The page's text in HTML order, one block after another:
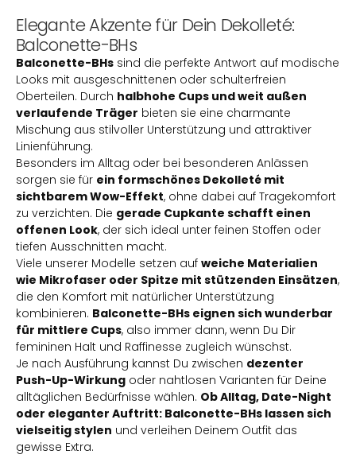
Elegante Akzente für Dein Dekolleté:
Balconette-BHs
Balconette-BHs sind die perfekte Antwort auf modische
Looks mit ausgeschnittenen oder schulterfreien
Oberteilen. Durch halbhohe Cups und weit außen
verlaufende Träger bieten sie eine charmante
Mischung aus stilvoller Unterstützung und attraktiver
Linienführung.
Besonders im Alltag oder bei besonderen Anlässen
sorgen sie für ein formschönes Dekolleté mit
sichtbarem Wow-Effekt, ohne dabei auf Tragekomfort
zu verzichten. Die gerade Cupkante schafft einen
offenen Look, der sich ideal unter feinen Stoffen oder
tiefen Ausschnitten macht.
Viele unserer Modelle setzen auf weiche Materialien
wie Mikrofaser oder Spitze mit stützenden Einsätzen,
die den Komfort mit natürlicher Unterstützung
kombinieren. Balconette-BHs eignen sich wunderbar
für mittlere Cups, also immer dann, wenn Du Dir
femininen Halt und Raffinesse zugleich wünschst.
Je nach Ausführung kannst Du zwischen dezenter
Push-Up-Wirkung oder nahtlosen Varianten für Deine
alltäglichen Bedürfnisse wählen. Ob Alltag, Date-Night
oder eleganter Auftritt: Balconette-BHs lassen sich
vielseitig stylen und verleihen Deinem Outfit das
gewisse Extra.